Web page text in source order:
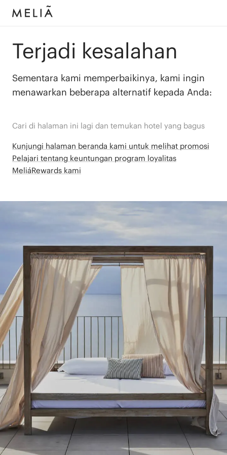
Terjadi kesalahan
Sementara kami memperbaikinya, kami ingin
menawarkan beberapa alternatif kepada Anda:
Cari di halaman ini lagi dan temukan hotel yang bagus
Kunjungi halaman beranda kami untuk melihat promosi
Pelajari tentang keuntungan program loyalitas
MeliáRewards kami